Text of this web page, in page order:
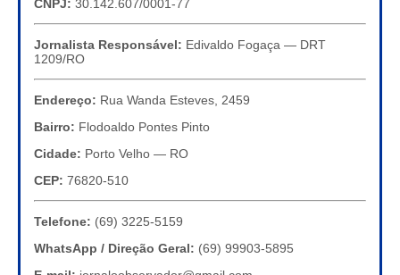
CNPJ: 30.142.607/0001-77
Jornalista Responsável: Edivaldo Fogaça — DRT
1209/RO
Endereço: Rua Wanda Esteves, 2459
Bairro: Flodoaldo Pontes Pinto
Cidade: Porto Velho — RO
CEP: 76820-510
Telefone: (69) 3225-5159
WhatsApp / Direção Geral: (69) 99903-5895